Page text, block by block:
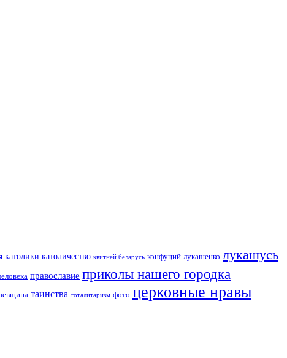
католики католичество квитней беларусь конфуций лукашенко лукашусь
православие приколы нашего городка
таинства тоталитаризм фото церковные нравы